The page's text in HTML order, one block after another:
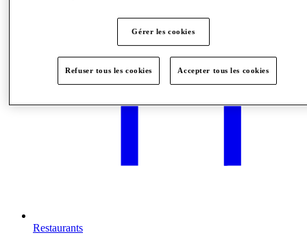
Restaurants
Gérer les cookies
Refuser tous les cookies Accepter tous les cookies